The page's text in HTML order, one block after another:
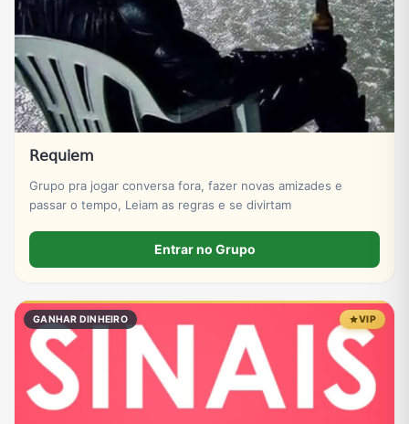
𝖱𝖾𝗊𝗎𝗂𝖾𝗆
Grupo pra jogar conversa fora, fazer novas amizades e
passar o tempo, Leiam as regras e se divirtam
Entrar no Grupo
GANHAR DINHEIRO VIP